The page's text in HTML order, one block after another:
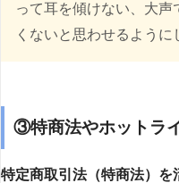
って耳を傾けない、大声
くないと思わせるように
③特商法やホットラ
特定商取引法（特商法）